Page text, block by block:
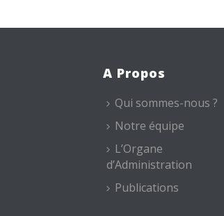
A Propos
Qui sommes-nous ?
Notre équipe
L’Organe
d’Administration
Publications